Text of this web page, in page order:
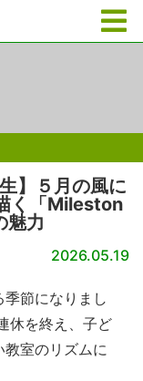
】５月の風に
く「Mileston
魅力
2026.05.19
節になりまし
休を終え、子ど
室のリズムに